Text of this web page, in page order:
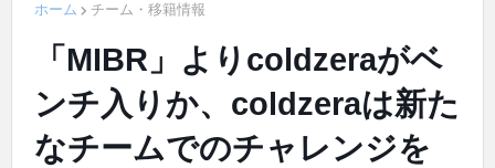
ホーム チーム・移籍情報
「MIBR」よりcoldzeraがベ
ンチ入りか、coldzeraは新た
なチームでのチャレンジを